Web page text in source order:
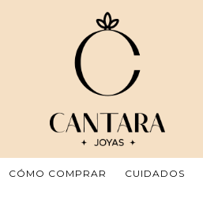
CÓMO COMPRAR CUIDADOS